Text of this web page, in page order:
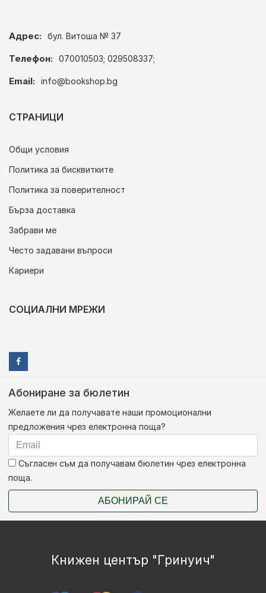
Адрес: бул. Витоша № 37
Телефон: 070010503; 029508337;
Email: info@bookshop.bg
СТРАНИЦИ
Общи условия
Политика за бисквитките
Политика за поверителност
Бърза доставка
Забрави ме
Често задавани въпроси
Кариери
СОЦИАЛНИ МРЕЖИ
Абониране за бюлетин
Желаете ли да получавате наши промоционални
предложения чрез електронна поща?
Съгласен съм да получавам бюлетин чрез електронна
поща.
АБОНИРАЙ СЕ
Книжен център "Гринуич"